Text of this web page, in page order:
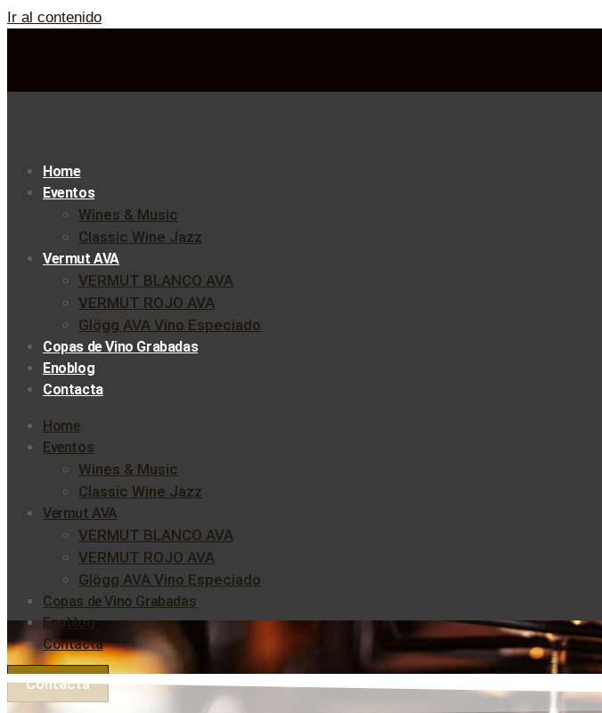
Ir al contenido
Home
Eventos
Wines & Music
Classic Wine Jazz
Vermut AVA
VERMUT BLANCO AVA
VERMUT ROJO AVA
Glögg AVA Vino Especiado
Copas de Vino Grabadas
Enoblog
Contacta
Home
Eventos
Wines & Music
Classic Wine Jazz
Vermut AVA
VERMUT BLANCO AVA
VERMUT ROJO AVA
Glögg AVA Vino Especiado
Copas de Vino Grabadas
Enoblog
Contacta
Contacta